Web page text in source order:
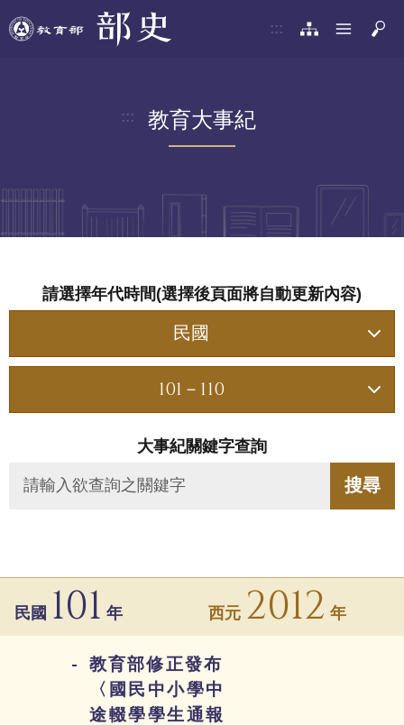
:::
::: 教育大事紀
請選擇年代時間(選擇後頁面將自動更新內容)
大事紀關鍵字查詢
民國 101 年 西元 2012 年
教育部修正發布
〈國民中小學中
途輟學學生通報